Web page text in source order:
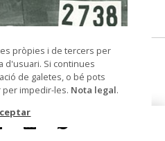
del Patrimoni de
finals segle XVIII - principis segle
XIX
pròpies i de tercers per
d'usuari. Si continues
de galetes, o bé pots
impedir-les. Nota legal.